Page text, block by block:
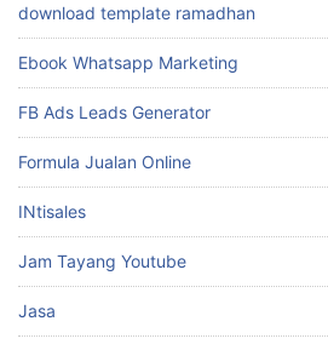
download template ramadhan
Ebook Whatsapp Marketing
FB Ads Leads Generator
Formula Jualan Online
INtisales
Jam Tayang Youtube
Jasa